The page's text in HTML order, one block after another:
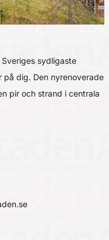
sydligaste
på dig. Den nyrenoverade
pir och strand i centrala